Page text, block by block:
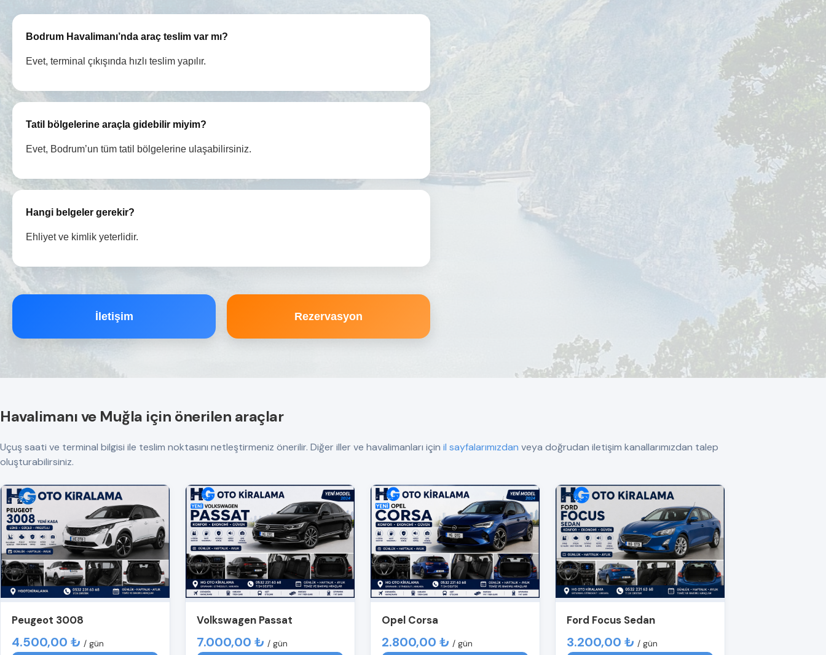
Bodrum Havalimanı’nda araç teslim var mı?
Evet, terminal çıkışında hızlı teslim yapılır.
Tatil bölgelerine araçla gidebilir miyim?
Evet, Bodrum’un tüm tatil bölgelerine ulaşabilirsiniz.
Hangi belgeler gerekir?
Ehliyet ve kimlik yeterlidir.
İletişim Rezervasyon
Havalimanı ve Muğla için önerilen araçlar
Uçuş saati ve terminal bilgisi ile teslim noktasını netleştirmeniz önerilir. Diğer iller ve havalimanları için il sayfalarımızdan veya doğrudan iletişim kanallarımızdan talep
oluşturabilirsiniz.
Peugeot 3008
4.500,00 ₺ / gün
Volkswagen Passat
7.000,00 ₺ / gün
Opel Corsa
2.800,00 ₺ / gün
Ford Focus Sedan
3.200,00 ₺ / gün